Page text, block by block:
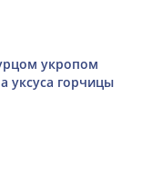
укропом
уксуса горчицы